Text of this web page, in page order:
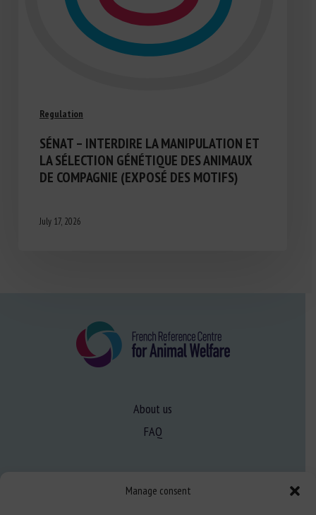
Manage consent
Regulation
SÉNAT – INTERDIRE LA MANIPULATION ET
LA SÉLECTION GÉNÉTIQUE DES ANIMAUX
DE COMPAGNIE (EXPOSÉ DES MOTIFS)
July 17, 2026
About us
FAQ
Learn more about animal welfare